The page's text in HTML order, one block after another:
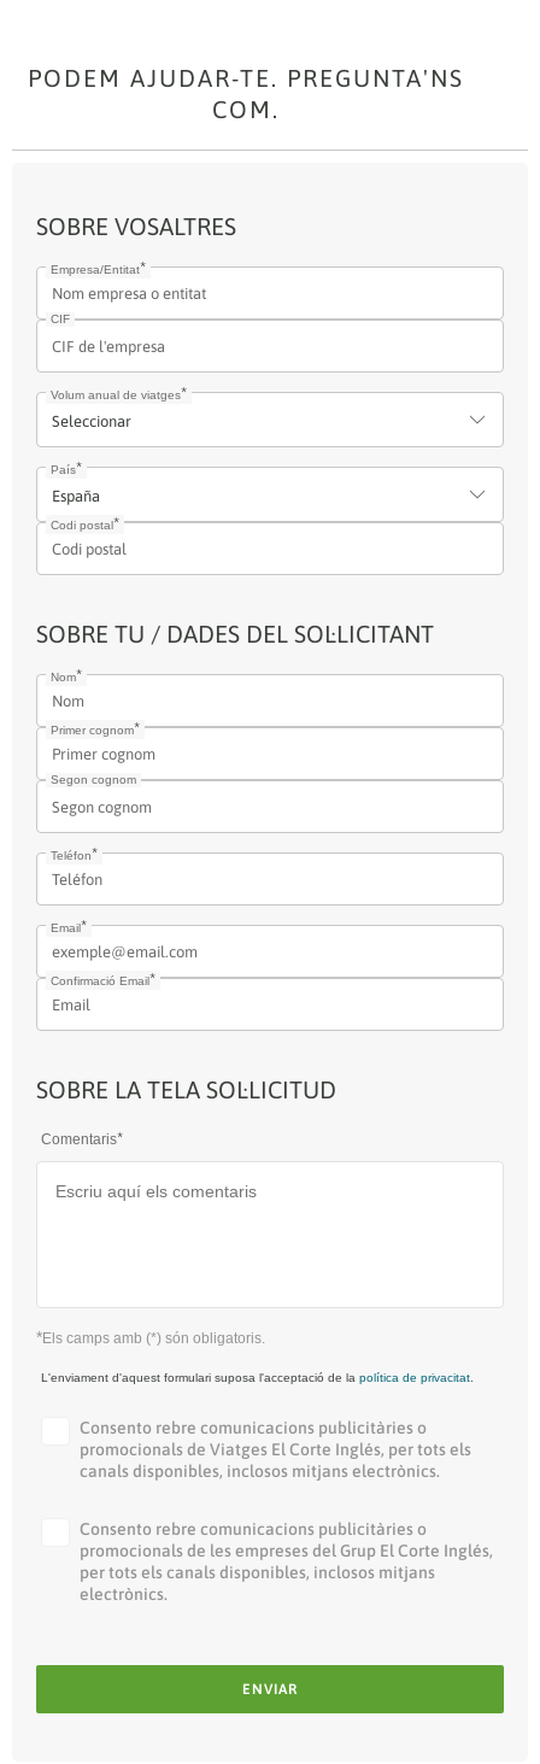
PODEM AJUDAR-TE. PREGUNTA'NS
COM.
SOBRE VOSALTRES
Empresa/Entitat
CIF
Volum anual de viatges
País
Codi postal
SOBRE TU / DADES DEL SOL·LICITANT
Nom
Primer cognom
Segon cognom
Teléfon
Email
Confirmació Email
SOBRE LA TELA SOL·LICITUD
Comentaris
Els camps amb (*) són obligatoris.
L'enviament d'aquest formulari suposa l'acceptació de la política de privacitat
Consento rebre comunicacions publicitàries o
promocionals de Viatges El Corte Inglés, per tots els
canals disponibles, inclosos mitjans electrònics.
Consento rebre comunicacions publicitàries o
promocionals de les empreses del Grup El Corte Inglés,
per tots els canals disponibles, inclosos mitjans
electrònics.
ENVIAR